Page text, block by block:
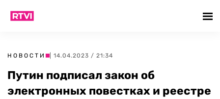
НОВОСТИ | 14.04.2023 / 21:34
Путин подписал закон об
электронных повестках и реестре